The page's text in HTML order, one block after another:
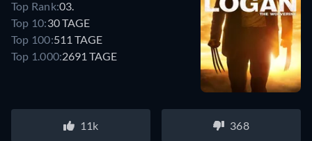
Top Rank:03.
Top 10:30 TAGE
Top 100:511 TAGE
Top 1.000:2691 TAGE
11k 368